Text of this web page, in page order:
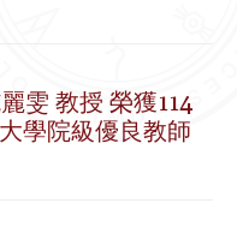
雯 教授 榮獲114
學院級優良教師